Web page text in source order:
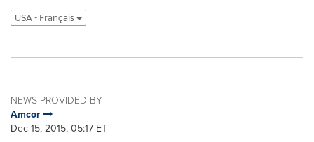
USA - Français
NEWS PROVIDED BY
Amcor
Dec 15, 2015, 05:17 ET